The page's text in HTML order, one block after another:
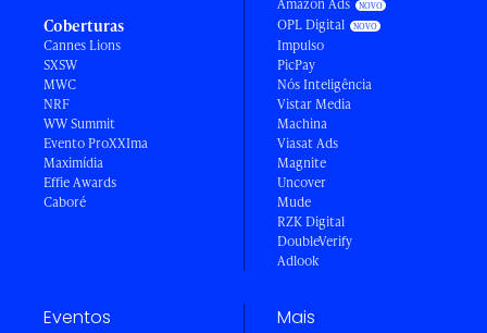
Coberturas
Cannes Lions
SXSW
MWC
NRF
WW Summit
Evento ProXXIma
Maximídia
Effie Awards
Caboré
OPL Digital
Impulso
PicPay
Nós Inteligência
Vistar Media
Machina
Viasat Ads
Magnite
Uncover
Mude
RZK Digital
DoubleVerify
Adlook
Eventos Mais